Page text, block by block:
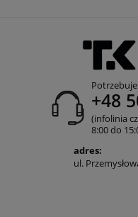
+48
(infolinia
8:00 do
adres:
ul.